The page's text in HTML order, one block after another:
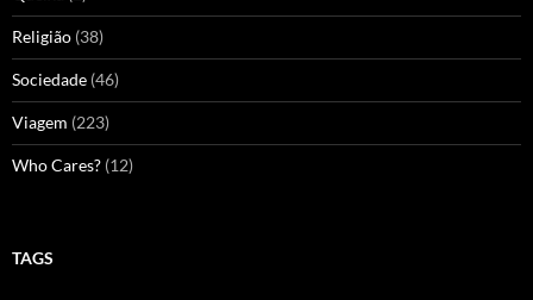
Religião (38)
Sociedade (46)
Viagem (223)
Who Cares? (12)
TAGS